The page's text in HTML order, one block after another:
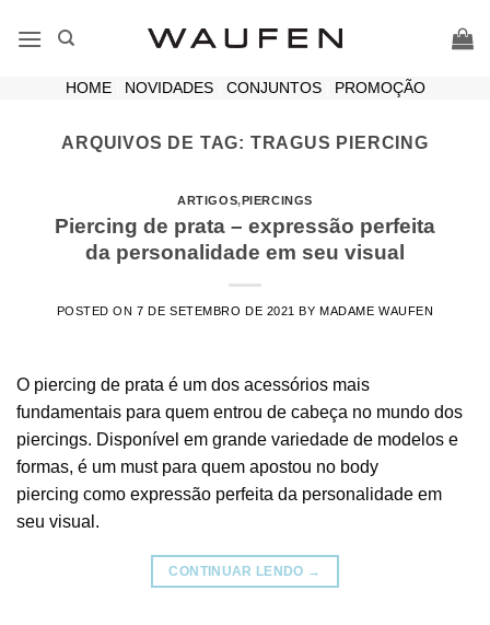
HOME| NOVIDADES| CONJUNTOS| PROMOÇÃO
ARQUIVOS DE TAG: TRAGUS PIERCING
ARTIGOS,PIERCINGS
Piercing de prata – expressão perfeita
da personalidade em seu visual
POSTED ON7 DE SETEMBRO DE 2021 BYMADAME WAUFEN
O piercing de prata é um dos acessórios mais
fundamentais para quem entrou de cabeça no mundo dos
piercings. Disponível em grande variedade de modelos e
formas, é um must para quem apostou no body
piercing como expressão perfeita da personalidade em
seu visual.
CONTINUAR LENDO →